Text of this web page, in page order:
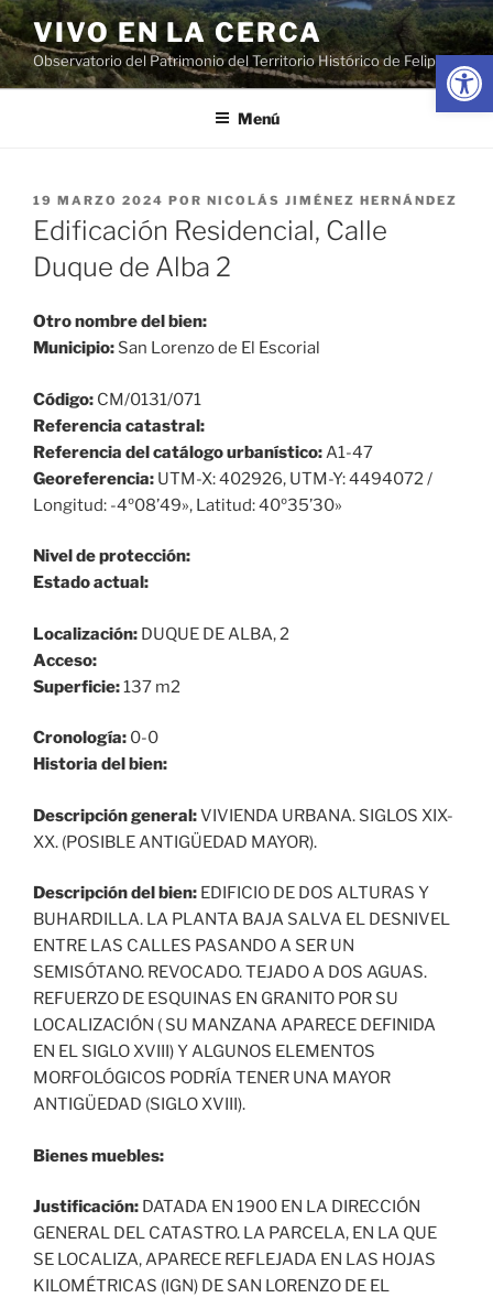
Abrir
Saltar
al
contenido
VIVO EN LA CERCA
Observatorio del Patrimonio del Territorio Histórico de Felipe II
Menú
PUBLICADO
EL
19 MARZO 2024 POR NICOLÁS JIMÉNEZ HERNÁNDEZ
Edificación Residencial, Calle
Duque de Alba 2
Otro nombre del bien:
Municipio: San Lorenzo de El Escorial
Código: CM/0131/071
Referencia catastral:
Referencia del catálogo urbanístico:A1-47
Georeferencia: UTM-X: 402926, UTM-Y: 4494072 /
Longitud: -4º08’49», Latitud: 40º35’30»
Nivel de protección:
Estado actual:
Localización: DUQUE DE ALBA, 2
Acceso:
Superficie:137 m2
Cronología: 0-0
Historia del bien:
Descripción general:VIVIENDA URBANA. SIGLOS XIX-
XX. (POSIBLE ANTIGÜEDAD MAYOR).
Descripción del bien: EDIFICIO DE DOS ALTURAS Y
BUHARDILLA. LA PLANTA BAJA SALVA EL DESNIVEL
ENTRE LAS CALLES PASANDO A SER UN
SEMISÓTANO. REVOCADO. TEJADO A DOS AGUAS.
REFUERZO DE ESQUINAS EN GRANITO POR SU
LOCALIZACIÓN ( SU MANZANA APARECE DEFINIDA
EN EL SIGLO XVIII) Y ALGUNOS ELEMENTOS
MORFOLÓGICOS PODRÍA TENER UNA MAYOR
ANTIGÜEDAD (SIGLO XVIII).
Bienes muebles:
Justificación: DATADA EN 1900 EN LA DIRECCIÓN
GENERAL DEL CATASTRO. LA PARCELA, EN LA QUE
SE LOCALIZA, APARECE REFLEJADA EN LAS HOJAS
KILOMÉTRICAS (IGN) DE SAN LORENZO DE EL